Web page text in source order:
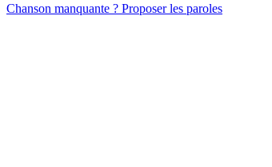
Chanson manquante ? Proposer les paroles